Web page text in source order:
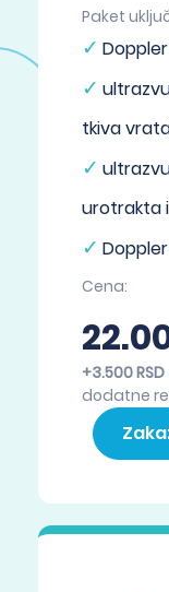
Paket
tkiva
urotrakta
Cena:
+3.500 RSD
dodatne
→